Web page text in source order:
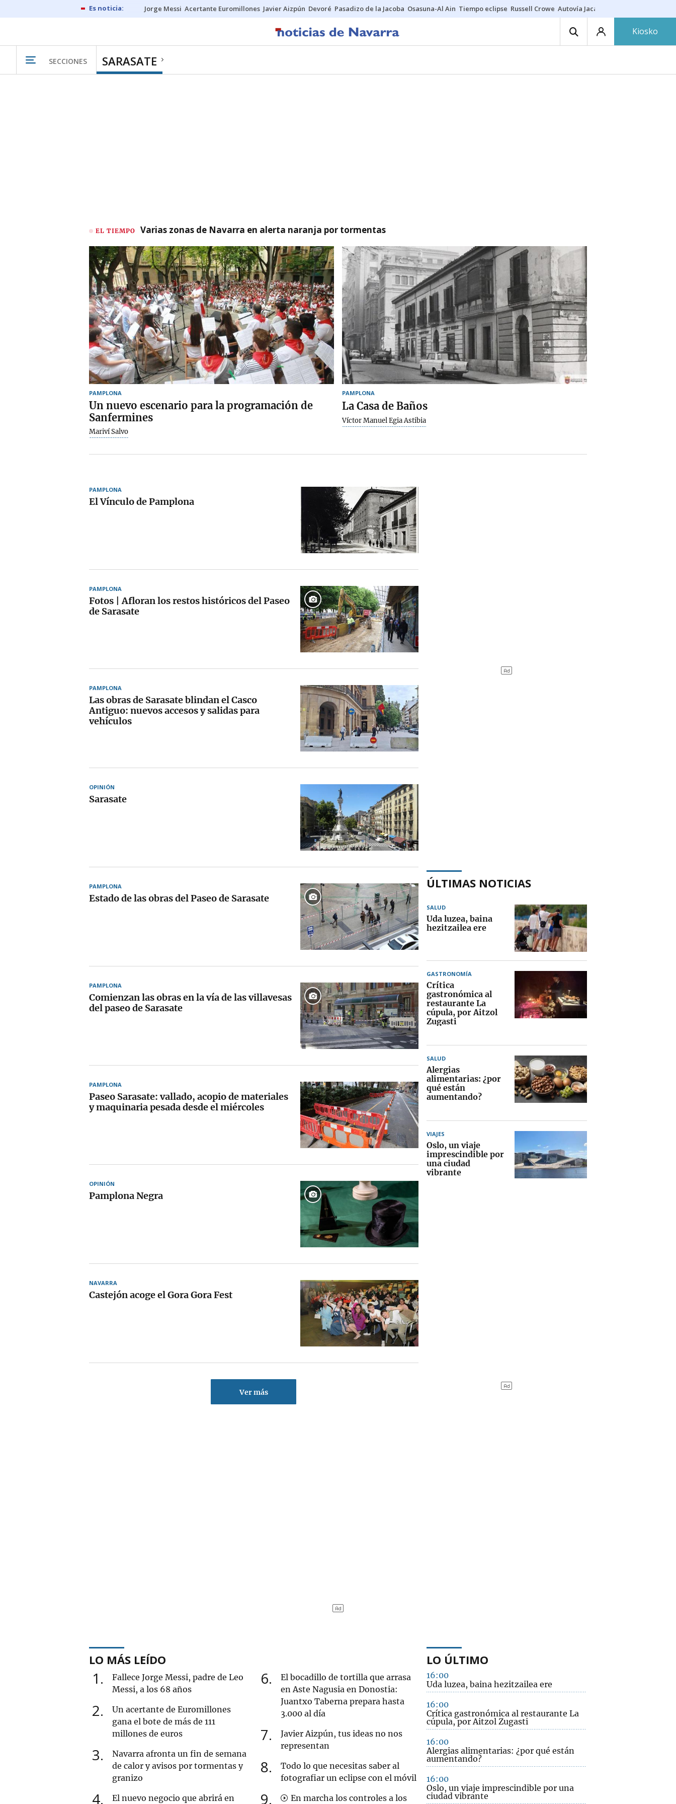
Jorge Messi Acertante Euromillones Javier Aizpún Devoré Pasadizo de la Jacoba Osasuna-Al Ain Tiempo eclipse Russell Crowe Autovía Jaca
Kiosko
SECCIONES SARASATE
EL TIEMPO Varias zonas de Navarra en alerta naranja por tormentas
PAMPLONA
Un nuevo escenario para la programación de
Sanfermines
Mariví Salvo
PAMPLONA
La Casa de Baños
Víctor Manuel Egia Astibia
PAMPLONA
El Vínculo de Pamplona
PAMPLONA
Fotos | Afloran los restos históricos del Paseo
de Sarasate
PAMPLONA
Las obras de Sarasate blindan el Casco
Antiguo: nuevos accesos y salidas para
vehículos
OPINIÓN
Sarasate
PAMPLONA
Estado de las obras del Paseo de Sarasate
PAMPLONA
Comienzan las obras en la vía de las villavesas
del paseo de Sarasate
PAMPLONA
Paseo Sarasate: vallado, acopio de materiales
y maquinaria pesada desde el miércoles
OPINIÓN
Pamplona Negra
NAVARRA
Castejón acoge el Gora Gora Fest
Ver más
ÚLTIMAS NOTICIAS
SALUD
Uda luzea, baina
hezitzailea ere
GASTRONOMÍA
Crítica
gastronómica al
restaurante La
cúpula, por Aitzol
Zugasti
SALUD
Alergias
alimentarias: ¿por
qué están
aumentando?
VIAJES
Oslo, un viaje
imprescindible por
una ciudad
vibrante
LO MÁS LEÍDO
1
Fallece Jorge Messi, padre de Leo
Messi, a los 68 años
2
Un acertante de Euromillones
gana el bote de más de 111
millones de euros
3
Navarra afronta un fin de semana
de calor y avisos por tormentas y
granizo
4 El nuevo negocio que abrirá en
6
El bocadillo de tortilla que arrasa
en Aste Nagusia en Donostia:
Juantxo Taberna prepara hasta
3.000 al día
7
Javier Aizpún, tus ideas no nos
representan
8
Todo lo que necesitas saber al
fotografiar un eclipse con el móvil
9 En marcha los controles a los
LO ÚLTIMO
16:00
Uda luzea, baina hezitzailea ere
16:00
Crítica gastronómica al restaurante La
cúpula, por Aitzol Zugasti
16:00
Alergias alimentarias: ¿por qué están
aumentando?
16:00
Oslo, un viaje imprescindible por una
ciudad vibrante